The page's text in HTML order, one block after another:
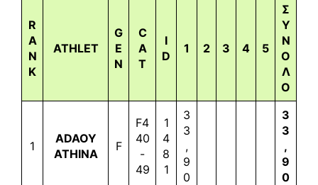
R
A
N
K
ATHLET
G
E
N
C
A
T
I
D
1 2 3 4 5
Σ
Υ
Ν
Ο
Λ
Ο
1
ADAOY
ATHINA
F
F4
40
-
49
1
4
8
1
3
3
,
9
0
3
3
,
9
0